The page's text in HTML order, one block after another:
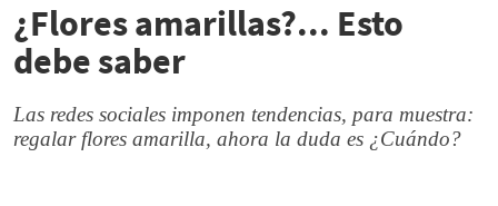
¿Flores amarillas?... Esto
debe saber
Las redes sociales imponen tendencias, para muestra:
regalar flores amarilla, ahora la duda es ¿Cuándo?